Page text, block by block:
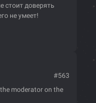
стоит доверять
не умеет!
#563
moderator on the